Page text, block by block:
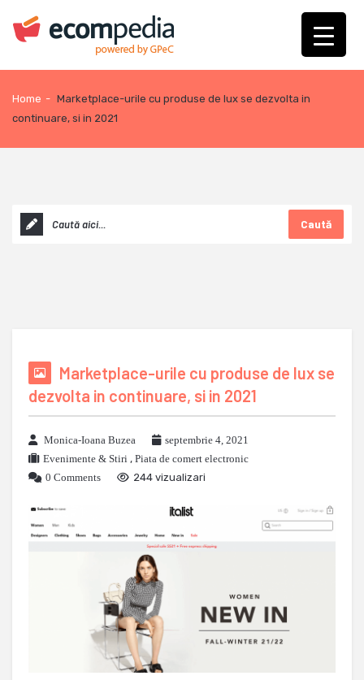
Home - Marketplace-urile cu produse de lux se dezvolta in
continuare, si in 2021
Caută
Marketplace-urile cu produse de lux se
dezvolta in continuare, si in 2021
Monica-Ioana Buzea
septembrie 4, 2021
Evenimente & Stiri , Piata de comert electronic
0 Comments
244 vizualizari